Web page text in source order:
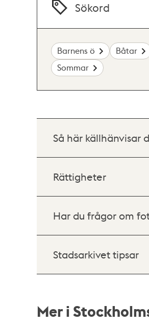
Sökord
Barnens ö Båtar
Sommar
Så här källhänvisar
Rättigheter
Har du frågor om
Stadsarkivet tipsar
Mer i